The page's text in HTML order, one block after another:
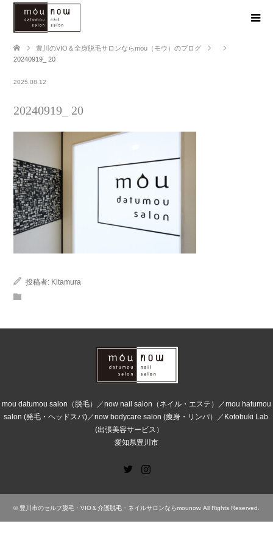
豊川のVIO＆全身脱毛サロンならmou（モウ）のブログ
20240919_ 20
2025.08.12
20240919_ 20
投稿者: Kitamura
mou datumou salon（脱毛）／now nail salon（ネイル・エステ）／mou hatumou
salon (発毛・ヘッドスパ)／now bodycare salon (痩身・リンパ）／Kotobuki Lab.
(出張美容サービス）
愛知県豊川市
© 豊川市のセルフ脱毛・VIO＆介護脱毛・ネイルサロンならmounow. All Rights Reserved.